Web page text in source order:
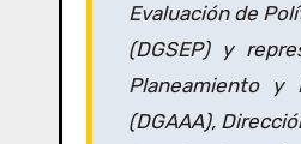
Evaluación de
(DGSEP) y
Planeamiento y
(DGAAA),